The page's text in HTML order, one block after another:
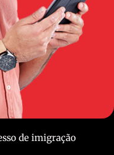
de imigração